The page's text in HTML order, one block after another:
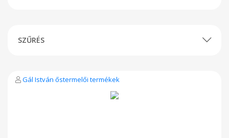
SZŰRÉS
Gál István őstermelői termékek